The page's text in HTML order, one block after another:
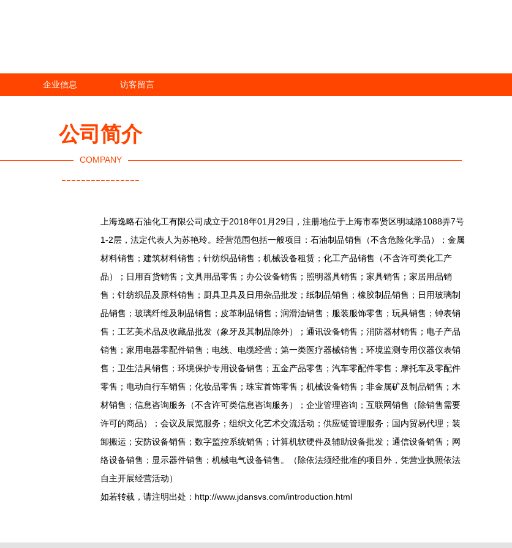
企业信息 访客留言
公司简介
COMPANY
----------------
上海逸略石油化工有限公司成立于2018年01月29日，注册地位于上海市奉贤区明城路1088弄7号
1-2层，法定代表人为苏艳玲。经营范围包括一般项目：石油制品销售（不含危险化学品）；金属
材料销售；建筑材料销售；针纺织品销售；机械设备租赁；化工产品销售（不含许可类化工产
品）；日用百货销售；文具用品零售；办公设备销售；照明器具销售；家具销售；家居用品销
售；针纺织品及原料销售；厨具卫具及日用杂品批发；纸制品销售；橡胶制品销售；日用玻璃制
品销售；玻璃纤维及制品销售；皮革制品销售；润滑油销售；服装服饰零售；玩具销售；钟表销
售；工艺美术品及收藏品批发（象牙及其制品除外）；通讯设备销售；消防器材销售；电子产品
销售；家用电器零配件销售；电线、电缆经营；第一类医疗器械销售；环境监测专用仪器仪表销
售；卫生洁具销售；环境保护专用设备销售；五金产品零售；汽车零配件零售；摩托车及零配件
零售；电动自行车销售；化妆品零售；珠宝首饰零售；机械设备销售；非金属矿及制品销售；木
材销售；信息咨询服务（不含许可类信息咨询服务）；企业管理咨询；互联网销售（除销售需要
许可的商品）；会议及展览服务；组织文化艺术交流活动；供应链管理服务；国内贸易代理；装
卸搬运；安防设备销售；数字监控系统销售；计算机软硬件及辅助设备批发；通信设备销售；网
络设备销售；显示器件销售；机械电气设备销售。（除依法须经批准的项目外，凭营业执照依法
自主开展经营活动）
如若转载，请注明出处：http://www.jdansvs.com/introduction.html